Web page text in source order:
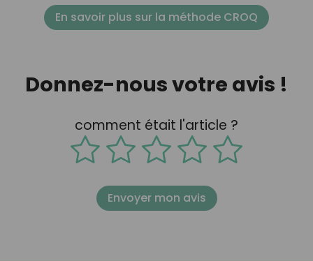
En savoir plus sur la méthode CROQ
Donnez-nous votre avis !
comment était l'article ?
Envoyer mon avis